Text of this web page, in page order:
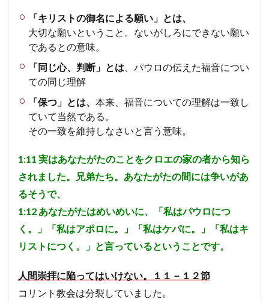
する
だけ
にと
どま
ず、
その
が生
活に
さ
現わ
る
「生
きた
キリ
スト
信
仰」
5.5
考察
「キリストの御名による願い」とは、
大切な願いということ。ないがしろにできない願い
であるとの意味。
「同じ心、判断」とは 、パウロの伝えた福音につい
ての同じ理解
「保つ」とは、 本来、福音についての理解は一致し
ていて当然である。
その一致を維持しなさいと言う意味。
1:11 実はあなたがたのことをクロエの家の者から知ら
されました。兄弟たち。あなたがたの間には争いがあ
るそうで、
1:12 あなたがたはめいめいに、「私はパウロにつ
く。」「私はアポロに。」「私はケパに。」「私はキ
リストにつく。」と言っているということです。
人間崇拝に陥ってはいけない。１１－１２節
コリント教会は分裂していました。